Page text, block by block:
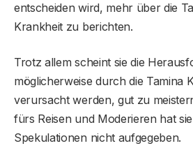
entscheiden wird, mehr über die
Krankheit zu berichten.
Trotz allem scheint sie die
möglicherweise durch die Tamina
verursacht werden, gut zu
fürs Reisen und Moderieren hat
Spekulationen nicht aufgegeben.